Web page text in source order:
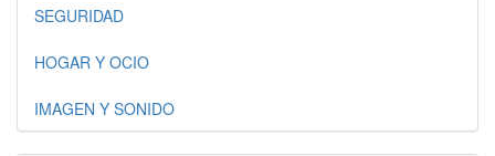
SEGURIDAD
HOGAR Y OCIO
IMAGEN Y SONIDO